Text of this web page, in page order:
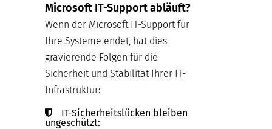
Microsoft IT-Support abläuft?
Wenn der Microsoft IT-Support für
Ihre Systeme endet, hat dies
gravierende Folgen für die
Sicherheit und Stabilität Ihrer IT-
Infrastruktur:
IT-Sicherheitslücken bleiben
ungeschützt: